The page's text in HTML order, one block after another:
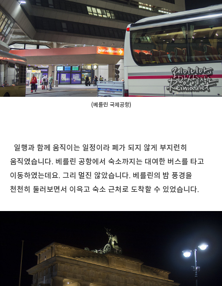
(베를린 국제공항)
일행과 함께 움직이는 일정이라 폐가 되지 않게 부지런히
움직였습니다. 베를린 공항에서 숙소까지는 대여한 버스를 타고
이동하였는데요. 그리 멀진 않았습니다. 베를린의 밤 풍경을
천천히 둘러보면서 이윽고 숙소 근처로 도착할 수 있었습니다.